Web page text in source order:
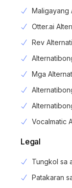
Maligayang
Otter.ai
Rev
Mga
Vocalmatic
Legal
Tungkol sa
Patakaran